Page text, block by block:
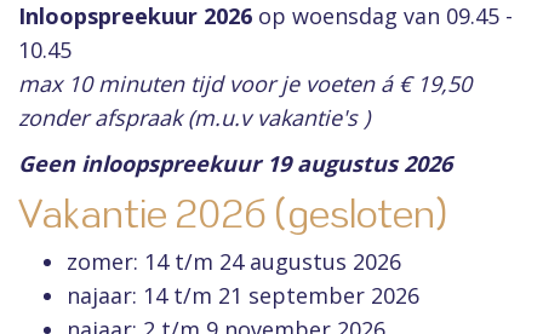
Inloopspreekuur 2026 op woensdag van 09.45 -
10.45
max 10 minuten tijd voor je voeten á € 19,50
zonder afspraak (m.u.v vakantie's )
Geen inloopspreekuur 19 augustus 2026
Vakantie 2026 (gesloten)
zomer: 14 t/m 24 augustus 2026
najaar: 14 t/m 21 september 2026